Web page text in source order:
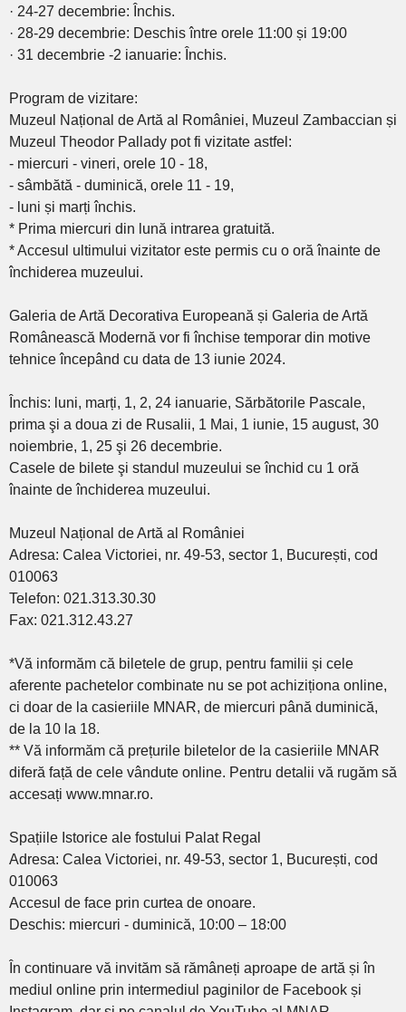
· 24-27 decembrie: Închis.
· 28-29 decembrie: Deschis între orele 11:00 și 19:00
· 31 decembrie -2 ianuarie: Închis.
Program de vizitare:
Muzeul Național de Artă al României, Muzeul Zambaccian și
Muzeul Theodor Pallady pot fi vizitate astfel:
- miercuri - vineri, orele 10 - 18,
- sâmbătă - duminică, orele 11 - 19,
- luni și marți închis.
* Prima miercuri din lună intrarea gratuită.
* Accesul ultimului vizitator este permis cu o oră înainte de
închiderea muzeului.
Galeria de Artă Decorativa Europeană și Galeria de Artă
Românească Modernă vor fi închise temporar din motive
tehnice începând cu data de 13 iunie 2024.
Închis: luni, marți, 1, 2, 24 ianuarie, Sărbătorile Pascale,
prima şi a doua zi de Rusalii, 1 Mai, 1 iunie, 15 august, 30
noiembrie, 1, 25 şi 26 decembrie.
Casele de bilete şi standul muzeului se închid cu 1 oră
înainte de închiderea muzeului.
Muzeul Național de Artă al României
Adresa: Calea Victoriei, nr. 49-53, sector 1, București, cod
010063
Telefon: 021.313.30.30
Fax: 021.312.43.27
*Vă informăm că biletele de grup, pentru familii și cele
aferente pachetelor combinate nu se pot achiziționa online,
ci doar de la casieriile MNAR, de miercuri până duminică,
de la 10 la 18.
** Vă informăm că prețurile biletelor de la casieriile MNAR
diferă față de cele vândute online. Pentru detalii vă rugăm să
accesați www.mnar.ro.
Spațiile Istorice ale fostului Palat Regal
Adresa: Calea Victoriei, nr. 49-53, sector 1, București, cod
010063
Accesul de face prin curtea de onoare.
Deschis: miercuri - duminică, 10:00 – 18:00
În continuare vă invităm să rămâneți aproape de artă și în
mediul online prin intermediul paginilor de Facebook și